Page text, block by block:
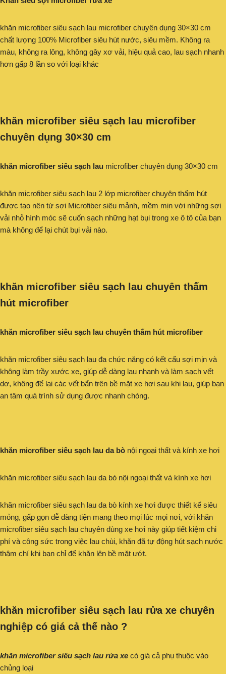
khăn microfiber siêu sạch lau microfiber chuyên dụng 30×30 cm
chất lượng 100% Microfiber siêu hút nước, siêu mềm. Không ra
màu, không ra lông, không gây xơ vải, hiệu quả cao, lau sạch nhanh
hơn gấp 8 lần so với loại khác
khăn microfiber siêu sạch lau microfiber
chuyên dụng 30×30 cm
khăn microfiber siêu sạch lau microfiber chuyên dụng 30×30 cm
khăn microfiber siêu sạch lau 2 lớp microfiber chuyên thấm hút
được tạo nên từ sợi Microfiber siêu mảnh, mềm mịn với những sợi
vải nhỏ hình móc sẽ cuốn sạch những hạt bụi trong xe ô tô của bạn
mà không để lại chút bụi vải nào.
khăn microfiber siêu sạch lau chuyên thấm
hút microfiber
khăn microfiber siêu sạch lau chuyên thấm hút microfiber
khăn microfiber siêu sạch lau đa chức năng có kết cấu sợi mịn và
không làm trầy xước xe, giúp dễ dàng lau nhanh và làm sạch vết
dơ, không để lại các vết bẩn trên bề mặt xe hơi sau khi lau, giúp bạn
an tâm quá trình sử dụng được nhanh chóng.
khăn microfiber siêu sạch lau da bò nội ngoại thất và kính xe hơi
khăn microfiber siêu sạch lau da bò nội ngoại thất và kính xe hơi
khăn microfiber siêu sạch lau da bò kính xe hơi được thiết kế siêu
mỏng, gấp gọn dễ dàng tiện mang theo mọi lúc mọi nơi, với khăn
microfiber siêu sạch lau chuyên dùng xe hơi này giúp tiết kiệm chi
phí và công sức trong việc lau chùi, khăn đã tự động hút sạch nước
thậm chí khi bạn chỉ để khăn lên bề mặt ướt.
khăn microfiber siêu sạch lau rửa xe chuyên
nghiệp có giá cả thế nào ?
khăn microfiber siêu sạch lau rửa xe có giá cả phụ thuộc vào
chủng loại